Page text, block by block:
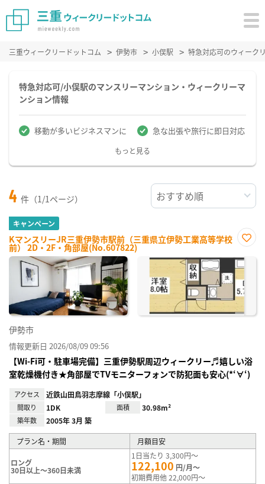
三重ウィークリードットコム 伊勢市 小俣駅 特急対応可のウィーク
特急対応可/小俣駅のマンスリーマンション・ウィークリーマ
ンション情報
移動が多いビジネスマンに 急な出張や旅行に即日対応
もっと見る
4 件（1/1ページ）
キャンペーン
KマンスリーJR三重伊勢市駅前（三重県立伊勢工業高等学校
前） 2D・2F・角部屋(No.607822)
に入
り登
伊勢市
情報更新日 2026/08/09 09:56
【Wi-Fi可・駐車場完備】三重伊勢駅周辺ウィークリー♬嬉しい浴
室乾燥機付き★角部屋でTVモニターフォンで防犯面も安心(*‘∀‘)
アクセス 近鉄山田鳥羽志摩線「小俣駅」
間取り 1DK 面積 30.98m²
築年数 2005年 3月 築
プラン名・期間 月額目安
ロング
30日以上～360日未満
1日当たり 3,300円～
122,100 円/月～
初期費用他 22,000円～